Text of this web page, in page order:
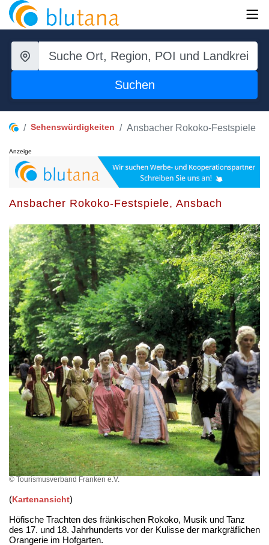
Suchen
Sehenswürdigkeiten Ansbacher Rokoko-Festspiele
Anzeige
Ansbacher Rokoko-Festspiele, Ansbach
© Tourismusverband Franken e.V.
(Kartenansicht)
Höfische Trachten des fränkischen Rokoko, Musik und Tanz
des 17. und 18. Jahrhunderts vor der Kulisse der markgräflichen
Orangerie im Hofgarten.